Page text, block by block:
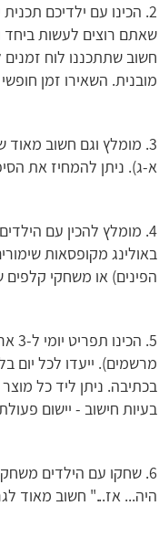
2. הכינו עם ילדיכם
שאתם רוצים לעשות
חשוב שתתכננו לוח
מובנית. השאירו זמן
3. מומלץ וגם חשוב מאוד
א-ג). ניתן להמחיז את
4. מומלץ להכין עם
באולינג מקופסאות
הפינים) או משחקי קלפים
5.
מרשמים). ייעדו לכל יום
בכתיבה. ניתן ליד כל
בעיות חישוב - יישום
6. שחקו עם הילדים
היה... אז..." חשוב מאוד